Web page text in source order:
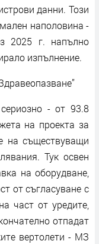
данни. Този
наполовина -
2025 г. напълно
изпълнение.
- от 93.8
на проекта за
на съществуващи
Тук освен
на оборудване,
от съгласуване с
част от уредите,
отпадат
вертолети - МЗ